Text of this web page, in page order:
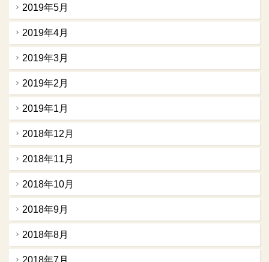
2019年5月
2019年4月
2019年3月
2019年2月
2019年1月
2018年12月
2018年11月
2018年10月
2018年9月
2018年8月
2018年7月